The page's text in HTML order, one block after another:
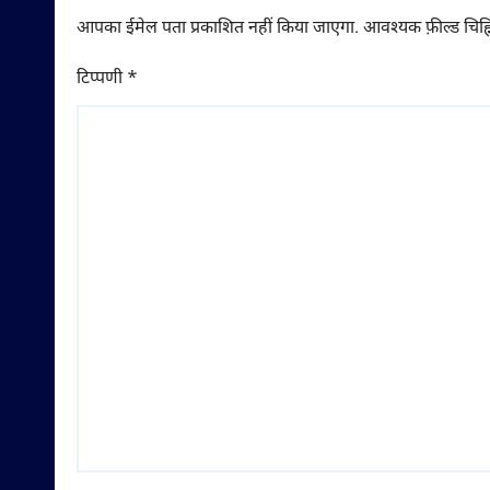
आपका ईमेल पता प्रकाशित नहीं किया जाएगा. आवश्यक फ़ील्ड
टिप्पणी*